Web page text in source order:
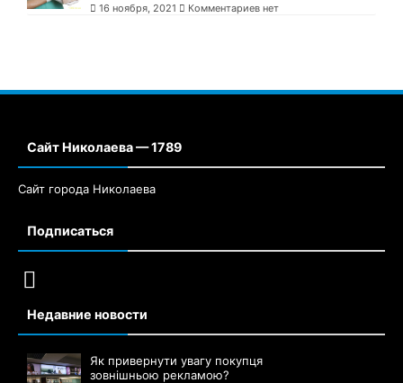
16 ноября, 2021 Комментариев нет
Сайт Николаева — 1789
Сайт города Николаева
Подписаться
Недавние новости
Як привернути увагу покупця
зовнішньою рекламою?